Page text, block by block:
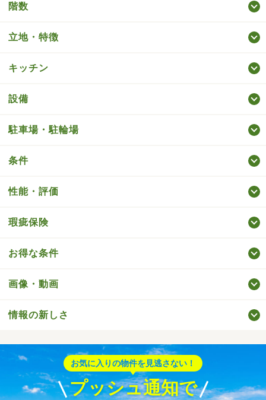
階数
立地・特徴
キッチン
設備
駐車場・駐輪場
条件
性能・評価
瑕疵保険
お得な条件
画像・動画
情報の新しさ
お気に入りの物件を見逃さない！
プッシュ通知で